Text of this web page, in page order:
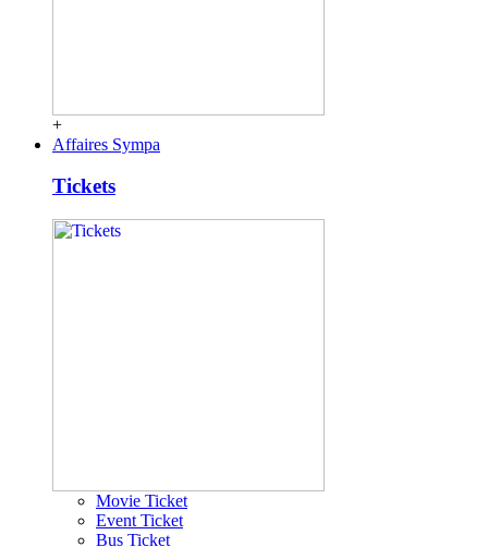
+
Affaires Sympa
Tickets
Movie Ticket
Event Ticket
Bus Ticket